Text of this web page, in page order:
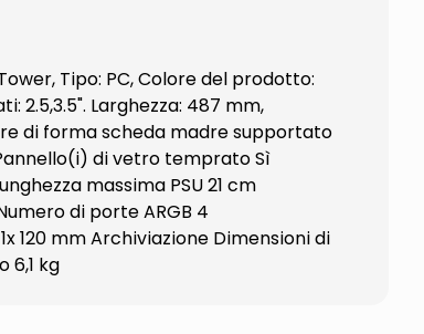
Tipo: PC, Colore del prodotto:
2.5,3.5". Larghezza: 487 mm,
di forma scheda madre supportato
di vetro temprato Sì
massima PSU 21 cm
di porte ARGB 4
120 mm Archiviazione Dimensioni di
6,1 kg